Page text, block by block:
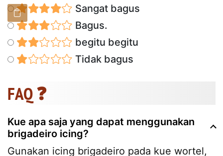
Sangat bagus
Bagus.
begitu begitu
Tidak bagus
FAQ ❓
Kue apa saja yang dapat menggunakan
brigadeiro icing?
Gunakan icing brigadeiro pada kue wortel,